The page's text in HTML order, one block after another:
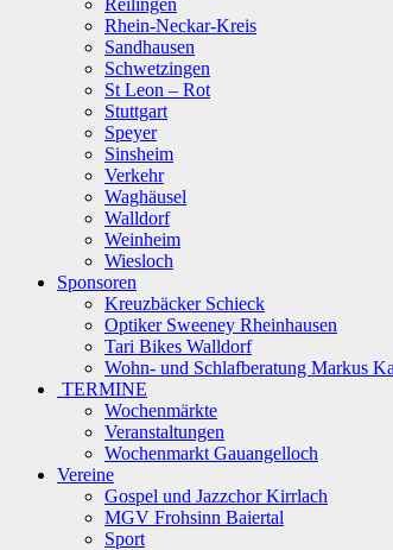
Reilingen
Rhein-Neckar-Kreis
Sandhausen
Schwetzingen
St Leon – Rot
Stuttgart
Speyer
Sinsheim
Verkehr
Waghäusel
Walldorf
Weinheim
Wiesloch
Sponsoren
Kreuzbäcker Schieck
Optiker Sweeney Rheinhausen
Tari Bikes Walldorf
Wohn- und Schlafberatung Markus
TERMINE
Wochenmärkte
Veranstaltungen
Wochenmarkt Gauangelloch
Vereine
Gospel und Jazzchor Kirrlach
MGV Frohsinn Baiertal
Sport